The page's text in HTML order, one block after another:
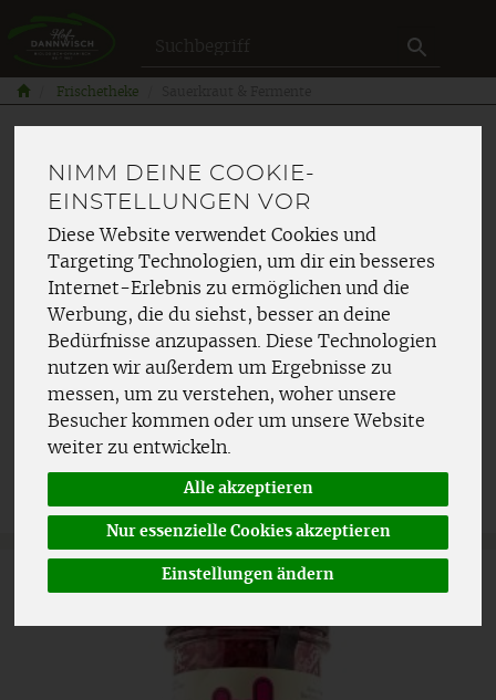
NIMM DEINE COOKIE-
EINSTELLUNGEN VOR
Diese Website verwendet Cookies und
Targeting Technologien, um dir ein besseres
Internet-Erlebnis zu ermöglichen und die
Werbung, die du siehst, besser an deine
Bedürfnisse anzupassen. Diese Technologien
nutzen wir außerdem um Ergebnisse zu
messen, um zu verstehen, woher unsere
Besucher kommen oder um unsere Website
weiter zu entwickeln.
Alle akzeptieren
Nur essenzielle Cookies akzeptieren
Einstellungen ändern
Frischetheke
SAUERKRAUT &
FERMENTE
Ernährung
Allergene